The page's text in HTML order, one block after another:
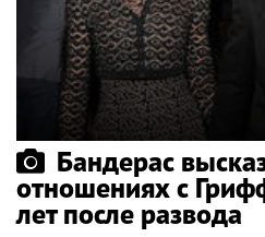
Бандерас
отношениях с
лет после развода